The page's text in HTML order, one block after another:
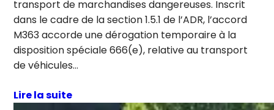
transport de marchandises dangereuses. Inscrit
dans le cadre de la section 1.5.1 de l’ADR, l’accord
M363 accorde une déro­gation temporaire à la
disposition spéciale 666(e), relative au transport
de véhicules…
Lire la suite